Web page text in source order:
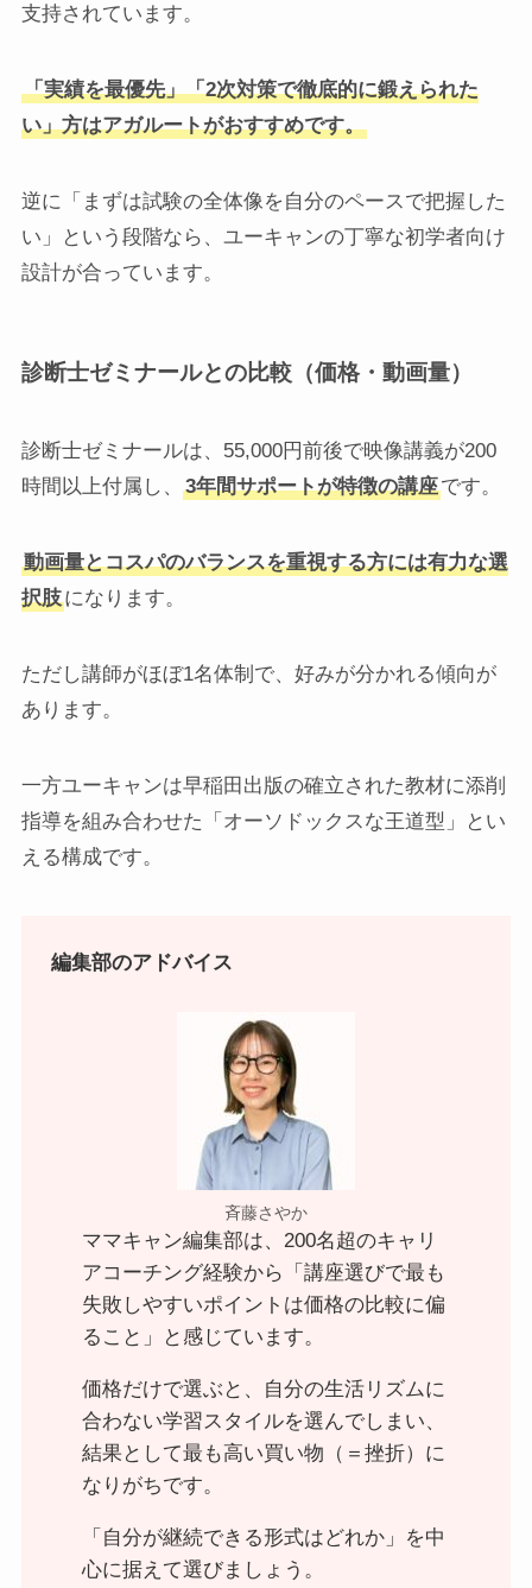
支持されています。
「実績を最優先」「2次対策で徹底的に鍛えられた
い」方はアガルートがおすすめです。
逆に「まずは試験の全体像を自分のペースで把握した
い」という段階なら、ユーキャンの丁寧な初学者向け
設計が合っています。
診断士ゼミナールとの比較（価格・動画量）
診断士ゼミナールは、55,000円前後で映像講義が200
時間以上付属し、
3年間サポートが特徴の講座です。
動画量とコスパのバランスを重視する方には有力な選
択肢になります。
ただし講師がほぼ1名体制で、好みが分かれる傾向が
あります。
一方ユーキャンは早稲田出版の確立された教材に添削
指導を組み合わせた「オーソドックスな王道型」とい
える構成です。
編集部のアドバイス
斉藤さやか
ママキャン編集部は、200名超のキャリ
アコーチング経験から「講座選びで最も
失敗しやすいポイントは価格の比較に偏
ること」と感じています。
価格だけで選ぶと、自分の生活リズムに
合わない学習スタイルを選んでしまい、
結果として最も高い買い物（＝挫折）に
なりがちです。
「自分が継続できる形式はどれか」を中
心に据えて選びましょう。